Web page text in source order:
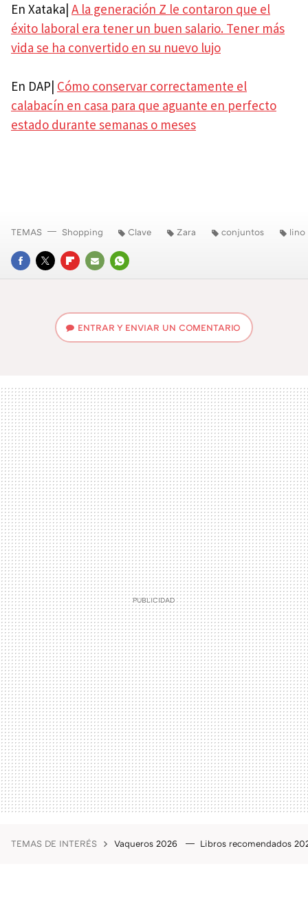
En Xataka| A la generación Z le contaron que el
éxito laboral era tener un buen salario. Tener más
vida se ha convertido en su nuevo lujo
En DAP| Cómo conservar correctamente el
calabacín en casa para que aguante en perfecto
estado durante semanas o meses
FACEBOOK
TWITTERFLIPBOARD
E-
WHATSAPP
TEMAS Shopping Clave Zara conjuntos lino
ENTRAR Y ENVIAR UN COMENTARIO
TEMAS DE INTERÉS Vaqueros 2026 Libros recomendados